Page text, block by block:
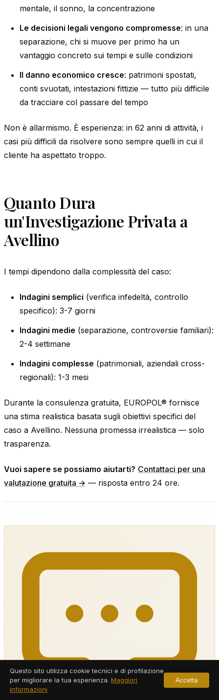
mentale, il sonno, la concentrazione
Le decisioni legali vengono compromesse: in una
separazione, chi si muove per primo ha un
vantaggio concreto sui tempi e sulle condizioni
Il danno economico cresce: patrimoni spostati,
conti svuotati, intestazioni fittizie — tutto più difficile
da tracciare col passare del tempo
Non è allarmismo. È esperienza: in 62 anni di attività, i
casi più difficili da risolvere sono sempre quelli in cui il
cliente ha aspettato troppo.
Quanto Dura
un'Investigazione Privata a
Avellino
I tempi dipendono dalla complessità del caso:
Indagini semplici (verifica infedeltà, controllo
specifico): 3-7 giorni
Indagini medie (separazione, controversie familiari):
2-4 settimane
Indagini complesse (patrimoniali, aziendali cross-
regionali): 1-3 mesi
Durante la consulenza gratuita, EUROPOL® fornisce
una stima realistica basata sugli obiettivi specifici del
caso a Avellino. Nessuna promessa irrealistica — solo
trasparenza.
Vuoi sapere se possiamo aiutarti? Contattaci per una
valutazione gratuita → — risposta entro 24 ore.
Questo sito utilizza cookie tecnici e di profilazione
per migliorare la tua esperienza. Maggiori
informazioni
Accetta